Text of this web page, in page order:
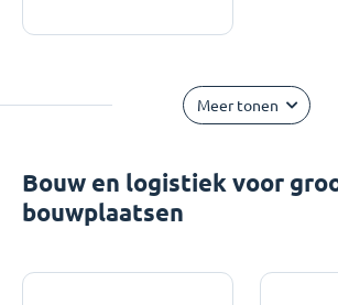
Meer tonen
Bouw en logistiek voor
bouwplaatsen